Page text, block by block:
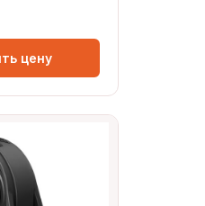
цену